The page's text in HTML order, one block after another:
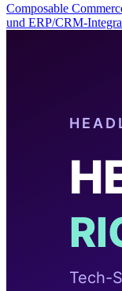
Composable
und ERP/CRM-